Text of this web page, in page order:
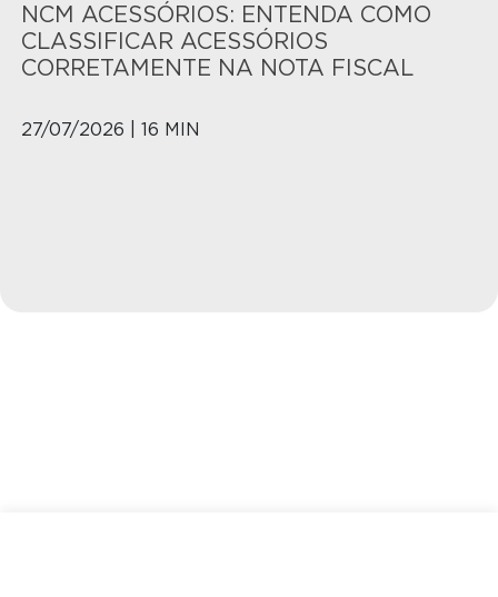
NCM ACESSÓRIOS: ENTENDA COMO
CLASSIFICAR ACESSÓRIOS
CORRETAMENTE NA NOTA FISCAL
27/07/2026 | 16 MIN